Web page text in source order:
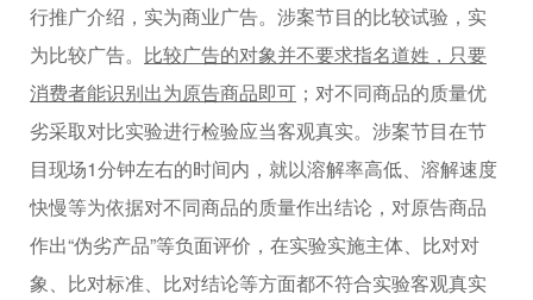
行推广介绍，实为商业广告。涉案节目的比较试验，实
为比较广告。 比较广告的对象并不要求指名道姓，只要
消费者能识别出为原告商品即可 ；对不同商品的质量优
劣采取对比实验进行检验应当客观真实。涉案节目在节
目现场1分钟左右的时间内，就以溶解率高低、溶解速度
快慢等为依据对不同商品的质量作出结论，对原告商品
作出“伪劣产品”等负面评价，在实验实施主体、比对对
象、比对标准、比对结论等方面都不符合实验客观真实